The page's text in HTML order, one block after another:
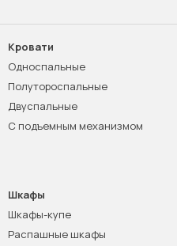
Кровати
Односпальные
Полутороспальные
Двуспальные
С подъемным механизмом
Шкафы
Шкафы-купе
Распашные шкафы